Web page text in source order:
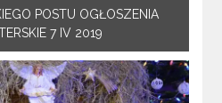
POSTU OGŁOSZENIA
7 IV 2019